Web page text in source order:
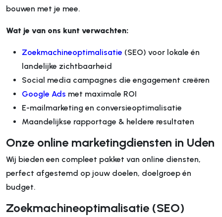
bouwen met je mee.
Wat je van ons kunt verwachten:
Zoekmachineoptimalisatie (SEO) voor lokale én
landelijke zichtbaarheid
Social media campagnes die engagement creëren
Google Ads met maximale ROI
E-mailmarketing en conversieoptimalisatie
Maandelijkse rapportage & heldere resultaten
Onze online marketingdiensten in Uden
Wij bieden een compleet pakket van online diensten,
perfect afgestemd op jouw doelen, doelgroep én
budget.
Zoekmachineoptimalisatie (SEO)